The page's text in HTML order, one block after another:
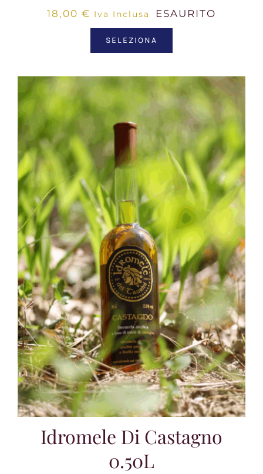
18,00 € Iva Inclusa ESAURITO
SELEZIONA
Idromele Di Castagno
0.50L